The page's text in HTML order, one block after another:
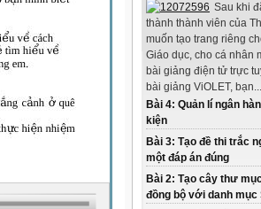
Sau khi
thành thành viên của
muốn tạo trang riêng
Giáo dục, cho cá nhân
bài giảng điện tử trực
bài giảng ViOLET, bạn...
Bài 4: Quản lí ngân
kiện
Bài 3: Tạo đề thi trắc
một đáp án đúng
Bài 2: Tạo cây thư
đồng bộ với danh mục